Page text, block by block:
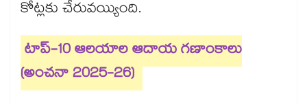
కోట్లకు చేరువయ్యింది.
టాప్-10 ఆలయాల ఆదాయ గణాంకాలు
(అంచనా 2025-26)